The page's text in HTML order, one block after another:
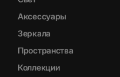
Аксессуары
Зеркала
Пространства
Коллекции